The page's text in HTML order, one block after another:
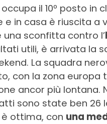
occupa il 10º posto
e in casa è riuscita a
una sconfitta contro l’
utili, è arrivata la
La squadra
con la zona
ancor più lontana.
sono state ben 26
ottima, con una